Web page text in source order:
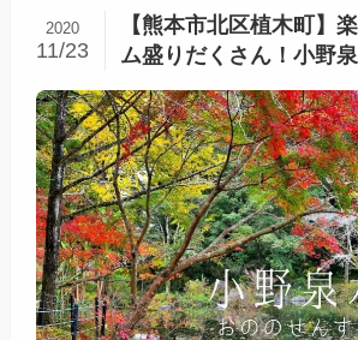
【熊本市北区植木町】
ム盛りだくさん！小野
2020
11/23